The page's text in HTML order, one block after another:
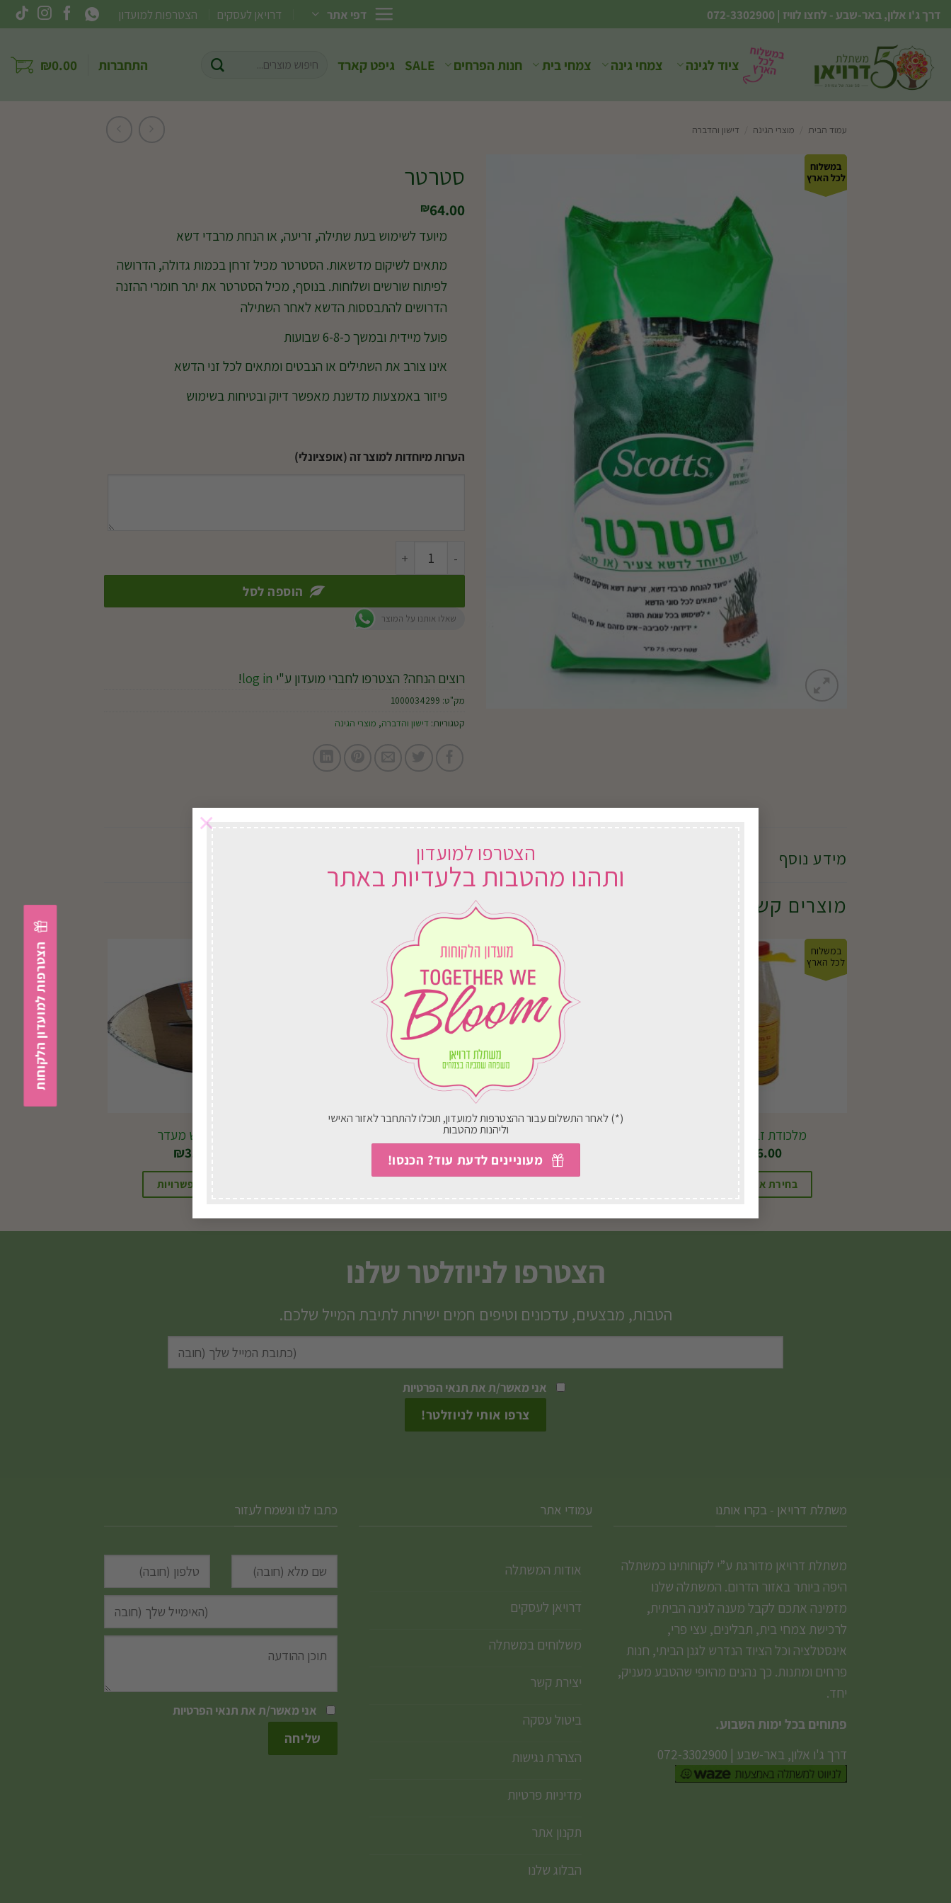
הצטרפו למועדון
ותהנו מהטבות בלעדיות באתר
(*) לאחר התשלום עבור ההצטרפות למועדון, תוכלו להתחבר לאזור האישי
וליהנות מהטבות
מעוניינים לדעת עוד? הכנסו!
×
Skip
to
content
דרך ג'ו אלון, באר-שבע - לחצו לוויז |
072-3302900 דפי אתר דרויאן לעסקים הצטרפות למועדון
ציוד לגינה צמחי גינה צמחי בית חנות הפרחים SALE גיפט קארד התחברות ₪0.00
עמוד הבית מוצרי הגינה דישון והדברה
במשלוח
לכל הארץ
סטרטר
₪64.00
מיועד לשימוש בעת שתילה, זריעה, או הנחת מרבדי דשא
מתאים לשיקום מדשאות. הסטרטר מכיל זרחן בכמות גדולה, הדרושה
לפיתוח שורשים ושלוחות. בנוסף, מכיל הסטרטר את יתר חומרי ההזנה
הדרושים להתבססות הדשא לאחר השתילה
פועל מיידית ובמשך כ-6-8 שבועות
אינו צורב את השתילים או הנבטים ומתאים לכל זני הדשא
פיזור באמצעות מדשנת מאפשר דיוק ובטיחות בשימוש
הערות מיוחדות למוצר זה (אופציונלי)
כמות של סטרטר
הוספה לסל
שאלו אותנו על המוצר
רוצים הנחה? הצטרפו לחברי מועדון ע"י log in
!
מק"ט: 1000034299
קטגוריות: דישון והדברה, מוצרי הגינה
מידע נוסף
מוצרים קשורים
במשלוח
לכל הארץ
מלכודת זבוב פירות
36.00
בחירת אפשרויות
₪65.00
במשלוח
לכל הארץ
100.00
₪31.00
בחירת אפשרויות
הצטרפו לניוזלטר שלנו
הטבות, מבצעים, עדכונים וטיפים חמים ישירות לתיבת המייל שלכם.
אני מאשר/ת את תנאי הפרטיות
הצטרפות למועדון הלקוחות
משתלת דרויאן - בקרו אותנו
משתלת דרויאן מדורגת ע”י לקוחותינו כמשתלה
היפה ביותר באזור הדרום. המשתלה שלנו
מזמינה אתכם לקבל מענה לגינה הביתית,
לרכישת צמחי בית, תבלינים, עצי פרי,
אינסטלציה וכל הציוד הנדרש לגנן הביתי, חנות
פרחים ומתנות. כך נהנים מהיופי שהטבע מעניק,
יחד.
פתוחים בכל ימות השבוע.
דרך ג'ו אלון, באר-שבע |
072-3302900
עמודי אתר
אודות המשתלה
דרויאן לעסקים
משלוחים במשתלה
יצירת קשר
ביטול עסקה
הצהרת נגישות
מדיניות פרטיות
תקנון אתר
הבלוג שלנו
כתבו לנו ונשמח לעזור
אני מאשר/ת אתתנאי הפרטיות